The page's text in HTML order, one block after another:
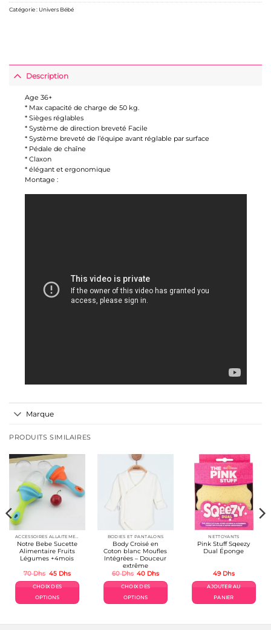
Catégorie : Univers Bébé
Description
Age 36+
* Max capacité de charge de 50 kg.
* Sièges réglables
* Système de direction breveté Facile
* Système breveté de l’équipe avant réglable par surface
* Pédale de chaîne
* Claxon
* élégant et ergonomique
Montage :
Marque
PRODUITS SIMILAIRES
ACCESSOIRES ALLAITEMENT / REPAS
Notre Bebe Sucette
Alimentaire Fruits
Légumes +4mois
70Dhs Le
initial
était :
70 Dhs.
45 DhsLe
actuel
CHOIX DES
OPTIONS
a
BODIES ET PANTALONS
Body Croisé en
Coton blanc Moufles
Intégrées – Douceur
extrême
60Dhs Le
initial
était :
60 Dhs.
40 DhsLe
actuel
CHOIX DES
OPTIONS
a
NETTOYANTS
Pink Stuff Sqeezy
Dual Éponge
49 Dhs
AJOUTER AU
PANIER